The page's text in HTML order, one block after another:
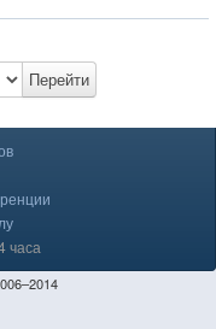
Перейти
часа